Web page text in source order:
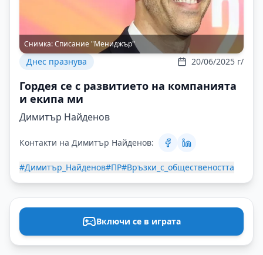
Снимка:Списание "Мениджър"
Днес празнува 20/06/2025 г/
Гордея се с развитието на компанията
и екипа ми
Димитър Найденов
Контакти на Димитър Найденов:
#Димитър_Найденов#ПР#Връзки_с_обществеността
Включи се в играта